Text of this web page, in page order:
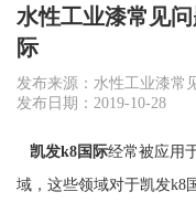
水性工业漆常见
际
发布来源：水性工业漆常
发布日期：2019-10-28
凯发k8国际经常被应用
域，这些领域对于凯发k8